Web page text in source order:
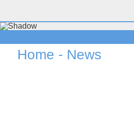
Home - News